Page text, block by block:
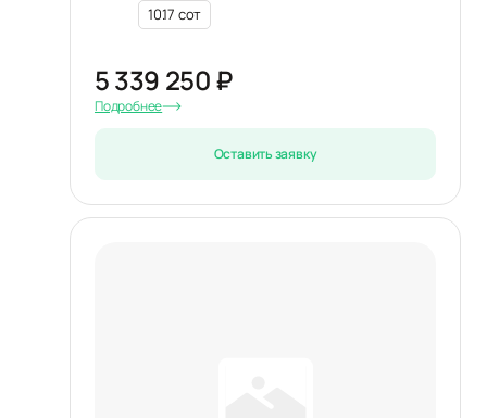
10.17 сот
5 339 250 ₽
Подробнее
Оставить заявку